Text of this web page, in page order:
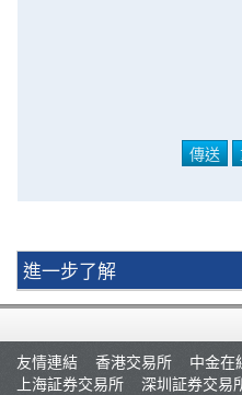
進一步了解
買賣衍生產品須知
開設戶口
查詢及支援
友情連結
香港交易所 中金在
上海証券交易所
深圳証券交易